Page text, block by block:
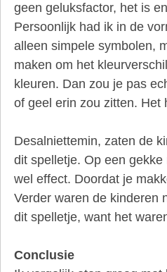
geen geluksfactor, het is
Persoonlijk had ik in de
alleen simpele symbolen,
maken om het
kleuren. Dan zou je pas
of geel erin zou zitten. Het
Desalniettemin, zaten de
dit spelletje. Op een
wel effect. Doordat je
Verder waren de kinderen
dit spelletje, want het
Conclusie